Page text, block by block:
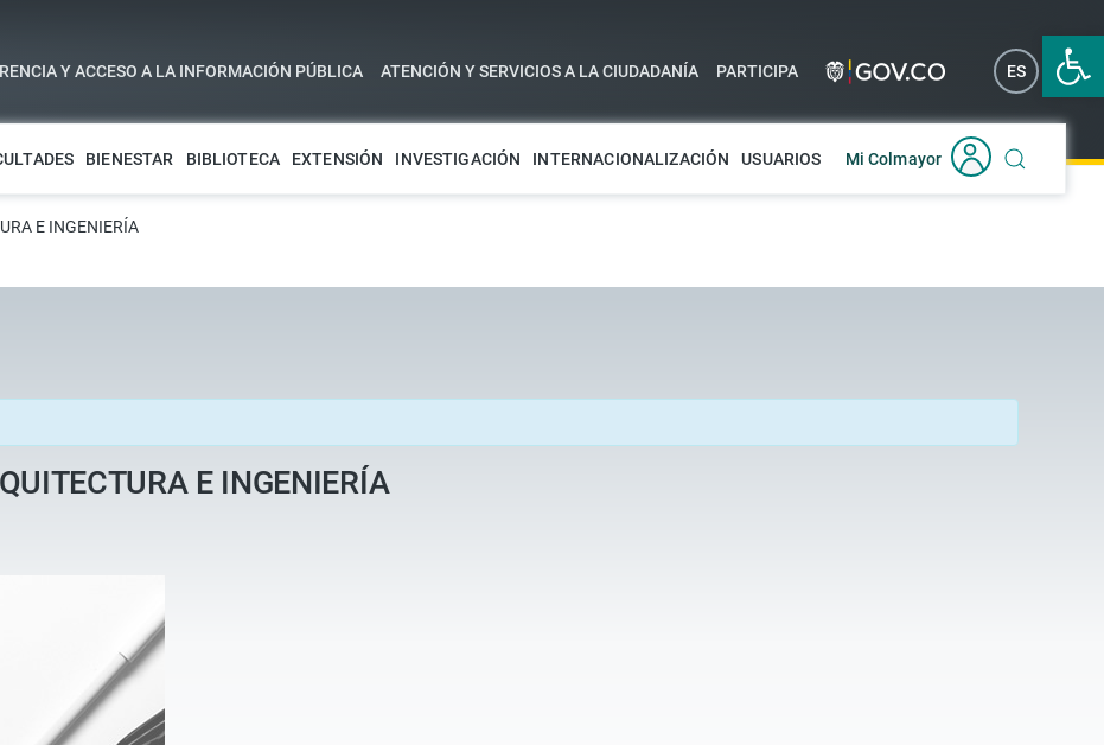
Abrir
Y ACCESO A LA INFORMACIÓN PÚBLICA ATENCIÓN Y SERVICIOS A LA CIUDADANÍA PARTICIPA ES EN
BIENESTAR BIBLIOTECA EXTENSIÓN INVESTIGACIÓN INTERNACIONALIZACIÓN USUARIOS Mi Colmayor
E INGENIERÍA
E INGENIERÍA